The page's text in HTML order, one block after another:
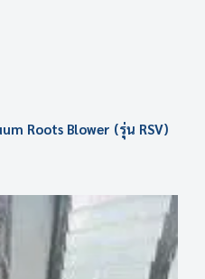
Roots Blower (รุ่น RSV)